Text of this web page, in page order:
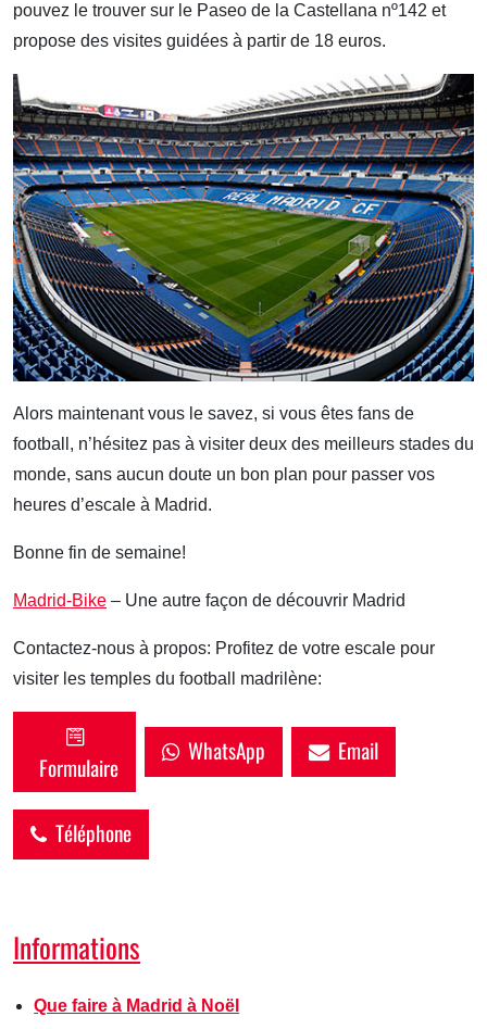
pouvez le trouver sur le Paseo de la Castellana nº142 et
propose des visites guidées à partir de 18 euros.
Alors maintenant vous le savez, si vous êtes fans de
football, n’hésitez pas à visiter deux des meilleurs stades du
monde, sans aucun doute un bon plan pour passer vos
heures d’escale à Madrid.
Bonne fin de semaine!
Madrid-Bike – Une autre façon de découvrir Madrid
Contactez-nous à propos: Profitez de votre escale pour
visiter les temples du football madrilène:
Formulaire
WhatsApp Email
Téléphone
Informations
Que faire à Madrid à Noël